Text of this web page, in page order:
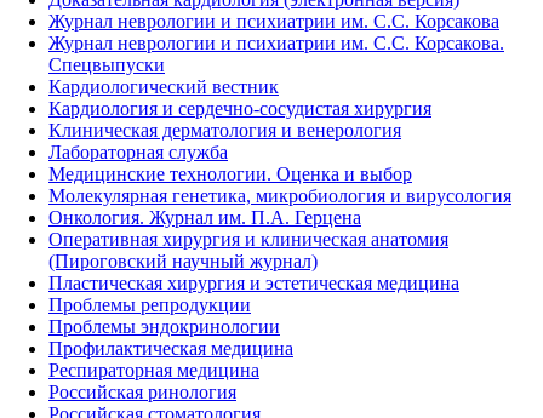
Журнал неврологии и психиатрии им. С.С. Корсакова
Журнал неврологии и психиатрии им. С.С. Корсакова.
Спецвыпуски
Кардиологический вестник
Кардиология и сердечно-сосудистая хирургия
Клиническая дерматология и венерология
Лабораторная служба
Медицинские технологии. Оценка и выбор
Молекулярная генетика, микробиология и вирусология
Онкология. Журнал им. П.А. Герцена
Оперативная хирургия и клиническая анатомия
(Пироговский научный журнал)
Пластическая хирургия и эстетическая медицина
Проблемы репродукции
Проблемы эндокринологии
Профилактическая медицина
Респираторная медицина
Российская ринология
Российская стоматология